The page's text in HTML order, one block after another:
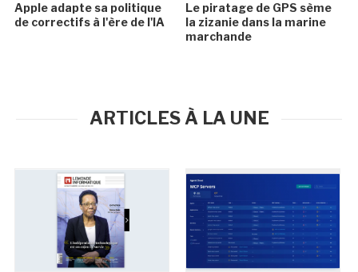
Apple adapte sa politique
de correctifs à l'ère de l'IA
Le piratage de GPS sème
la zizanie dans la marine
marchande
ARTICLES À LA UNE